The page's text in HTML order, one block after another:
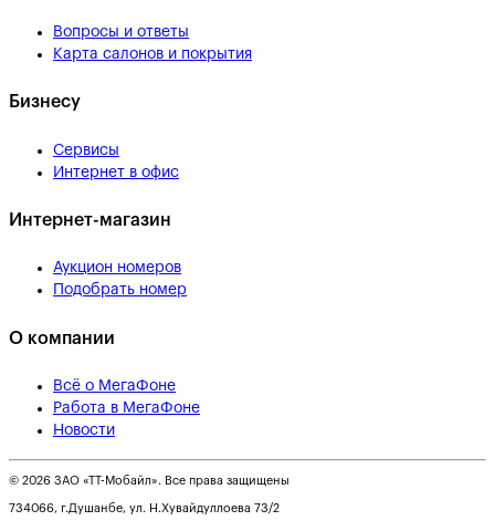
Вопросы и ответы
Карта салонов и покрытия
Бизнесу
Сервисы
Интернет в офис
Интернет-магазин
Аукцион номеров
Подобрать номер
О компании
Всё о МегаФоне
Работа в МегаФоне
Новости
© 2026 ЗАО «ТТ-Мобайл». Все права защищены
734066, г.Душанбе, ул. Н.Хувайдуллоева 73/2